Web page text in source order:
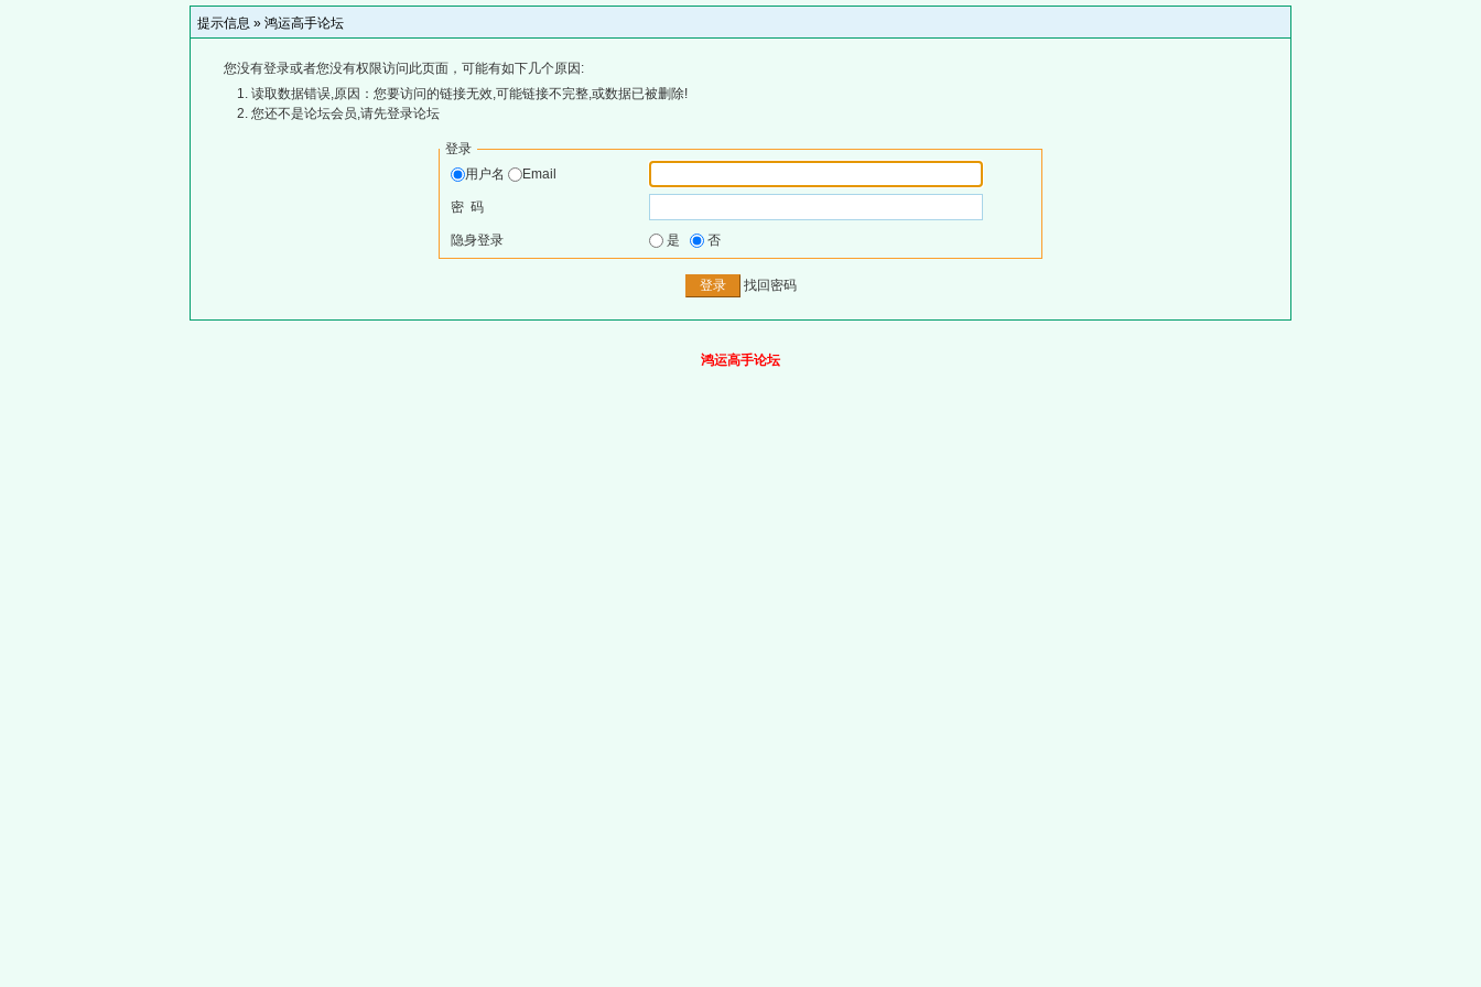
提示信息 » 鸿运高手论坛
您没有登录或者您没有权限访问此页面，可能有如下几个原因:
读取数据错误,原因：您要访问的链接无效,可能链接不完整,或数据已被删除!
您还不是论坛会员,请先登录论坛
登录
用户名
Email
密 码
隐身登录 是 否
找回密码
鸿运高手论坛